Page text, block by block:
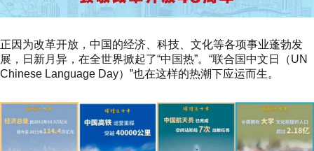
正因为改革开放，中国的经济、科技、文化等各项事业蓬勃发
展，日新月异，在全世界掀起了“中国热”。“联合国中文日（UN
Chinese Language Day）”也在这样的热潮下应运而生。